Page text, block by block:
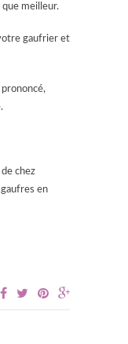
que meilleur.
gaufrier et
chez
en